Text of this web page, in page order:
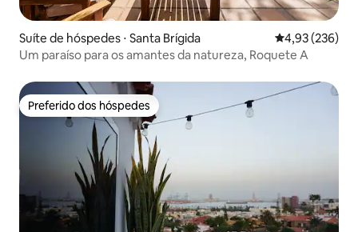
Suíte de hóspedes ⋅ Santa Brígida 4,93 de uma
4,93 (236)
Um paraíso para os amantes da natureza, Roquete A
Preferido dos hóspedes
Preferido dos hóspedes